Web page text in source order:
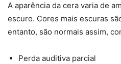
A aparência da cera varia de
escuro. Cores mais escuras
entanto, são normais assim,
Perda auditiva parcial